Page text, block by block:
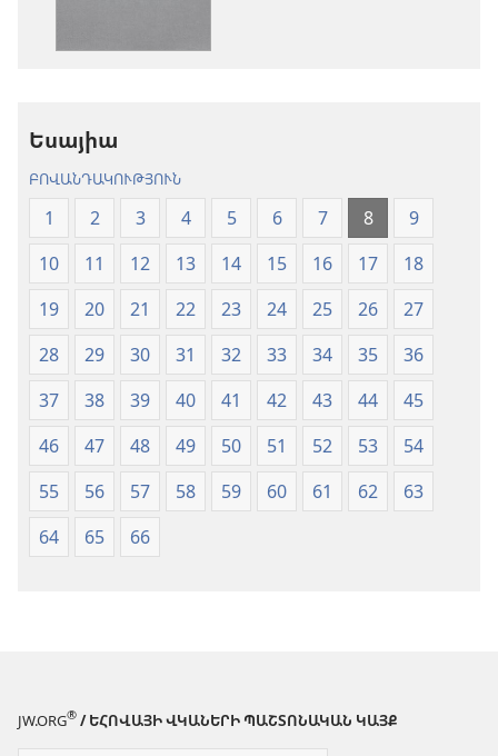
Եսայիա
ԲՈՎԱՆԴԱԿՈՒԹՅՈՒՆ
1 2 3 4 5 6 7 8
9
10
11 12 13 14 15 16 17
18
19
20 21 22 23 24 25 26
27
28
29 30 31 32 33 34 35
36
37
38 39 40 41 42 43 44
45
46
47 48 49 50 51 52 53
54
55
56 57 58 59 60 61 62
63
64
65 66
JW.ORG® / ԵՀՈՎԱՅԻ ՎԿԱՆԵՐԻ ՊԱՇՏՈՆԱԿԱՆ ԿԱՅՔ